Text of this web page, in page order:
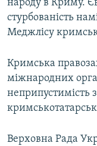
народу в Криму.
стурбованість
Меджлісу
Кримська
міжнародних
неприпустимість
Верховна Рада